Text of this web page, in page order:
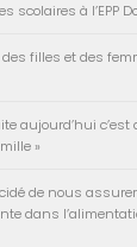
scolaires à l’EPP
filles et des
aujourd’hui c’est
»
de nous
dans